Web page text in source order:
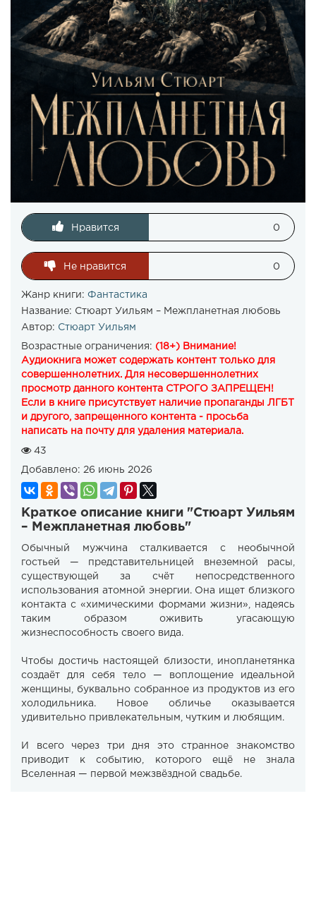
Нравится 0
Не нравится 0
Жанр книги: Фантастика
Название: Стюарт Уильям – Межпланетная любовь
Автор: Стюарт Уильям
Возрастные ограничения: (18+) Внимание!
Аудиокнига может содержать контент только для
совершеннолетних. Для несовершеннолетних
просмотр данного контента СТРОГО ЗАПРЕЩЕН!
Если в книге присутствует наличие пропаганды ЛГБТ
и другого, запрещенного контента - просьба
написать на почту для удаления материала.
43
Добавлено: 26 июнь 2026
Краткое описание книги "Стюарт Уильям
– Межпланетная любовь"
Обычный мужчина сталкивается с необычной
гостьей — представительницей внеземной расы,
существующей за счёт непосредственного
использования атомной энергии. Она ищет близкого
контакта с «химическими формами жизни», надеясь
таким образом оживить угасающую
жизнеспособность своего вида.
Чтобы достичь настоящей близости, инопланетянка
создаёт для себя тело — воплощение идеальной
женщины, буквально собранное из продуктов из его
холодильника. Новое обличье оказывается
удивительно привлекательным, чутким и любящим.
И всего через три дня это странное знакомство
приводит к событию, которого ещё не знала
Вселенная — первой межзвёздной свадьбе.